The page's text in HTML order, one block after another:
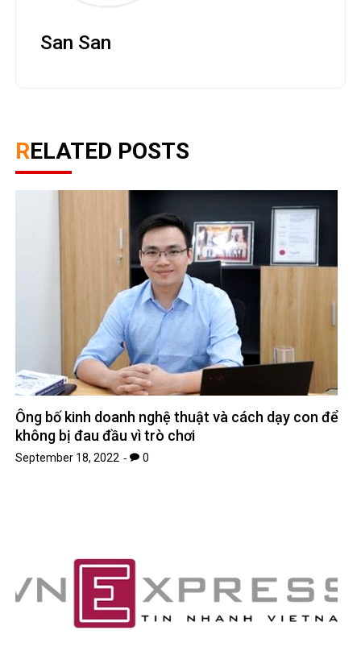
San San
RELATED POSTS
Ông bố kinh doanh nghệ thuật và cách dạy con để
không bị đau đầu vì trò chơi
September 18, 2022 0